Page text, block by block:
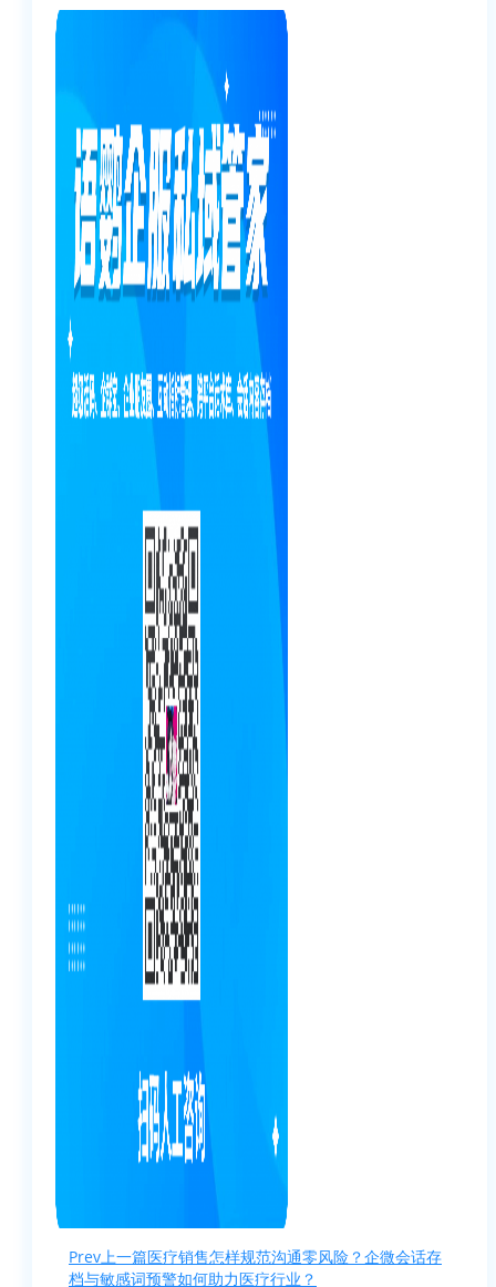
Prev上一篇医疗销售怎样规范沟通零风险？企微会话存
档与敏感词预警如何助力医疗行业？